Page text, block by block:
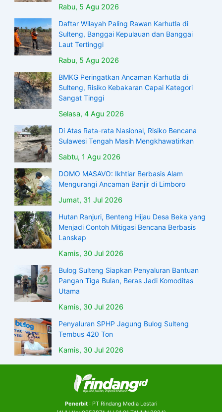
Rabu, 5 Agu 2026
Daftar Wilayah Paling Rawan Karhutla di
Sulteng, Banggai Kepulauan dan Banggai
Laut Tertinggi
Rabu, 5 Agu 2026
BMKG Peringatkan Ancaman Karhutla di
Sulteng, Risiko Kebakaran Capai Kategori
Sangat Tinggi
Selasa, 4 Agu 2026
Di Atas Rata-rata Nasional, Risiko Bencana
Sulawesi Tengah Masih Mengkhawatirkan
Sabtu, 1 Agu 2026
DOMO MASAVO: Ikhtiar Berbasis Alam
Mengurangi Ancaman Banjir di Limboro
Jumat, 31 Jul 2026
Hutan Ranjuri, Benteng Hijau Desa Beka yang
Menjadi Contoh Mitigasi Bencana Berbasis
Lanskap
Kamis, 30 Jul 2026
Bulog Sulteng Siapkan Penyaluran Bantuan
Pangan Tiga Bulan, Beras Jadi Komoditas
Utama
Kamis, 30 Jul 2026
Penyaluran SPHP Jagung Bulog Sulteng
Tembus 420 Ton
Kamis, 30 Jul 2026
Penerbit: PT Rindang Media Lestari